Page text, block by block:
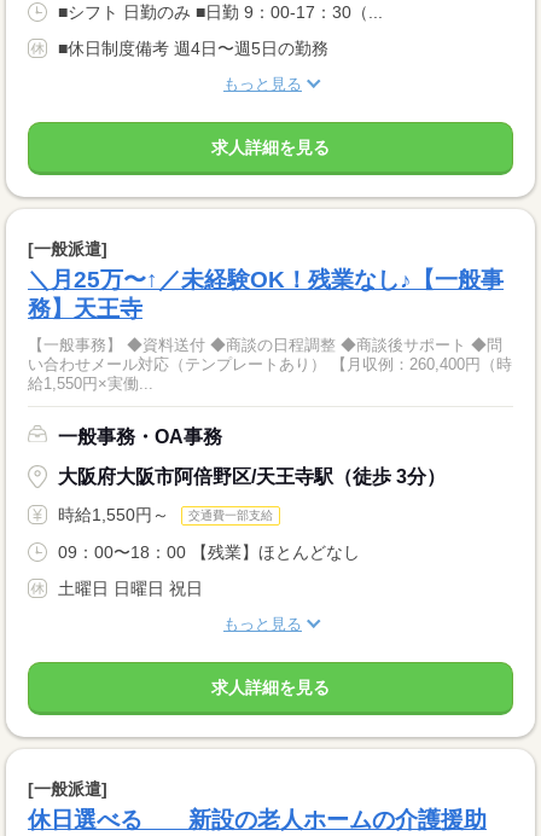
■シフト 日勤のみ ■日勤 9：00-17：30（...
■休日制度備考 週4日〜週5日の勤務
もっと見る
求人詳細を見る
[一般派遣]
＼月25万〜↑／未経験OK！残業なし♪【一般事
務】天王寺
【一般事務】 ◆資料送付 ◆商談の日程調整 ◆商談後サポート ◆問
い合わせメール対応（テンプレートあり） 【月収例：260,400円（時
給1,550円×実働...
一般事務・OA事務
大阪府大阪市阿倍野区/天王寺駅（徒歩 3分）
時給1,550円～ 交通費一部支給
09：00〜18：00 【残業】ほとんどなし
土曜日 日曜日 祝日
もっと見る
求人詳細を見る
[一般派遣]
休日選べる 新設の老人ホームの介護援助